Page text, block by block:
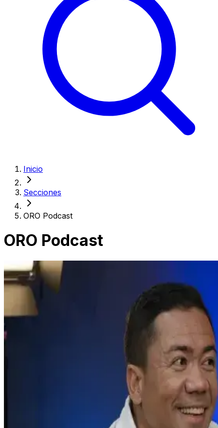
Inicio
Secciones
ORO Podcast
ORO Podcast